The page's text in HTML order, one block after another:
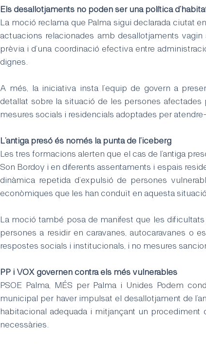
Els desallotjaments no poden ser una política
La moció reclama que Palma sigui declarada ciutat
actuacions relacionades amb desallotjaments
prèvia i d’una coordinació efectiva entre
dignes.
A més, la iniciativa insta l’equip de govern a
detallat sobre la situació de les persones afectades
mesures socials i residencials adoptades per
L’antiga presó és només la punta de l’iceberg
Les tres formacions alerten que el cas de l’antiga
Son Bordoy i en diferents assentaments i espais
dinàmica repetida d’expulsió de persones
econòmiques que les han conduït en aquesta situació.
La moció també posa de manifest que les dificultats
persones a residir en caravanes, autocaravanes o
respostes socials i institucionals, i no mesures
PP i VOX governen contra els més vulnerables
PSOE Palma, MÉS per Palma i Unides Podem
municipal per haver impulsat el desallotjament de
habitacional adequada i mitjançant un
necessàries.